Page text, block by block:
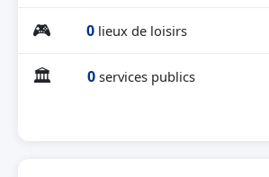
🎮 0 lieux de loisirs
🏛 0 services publics